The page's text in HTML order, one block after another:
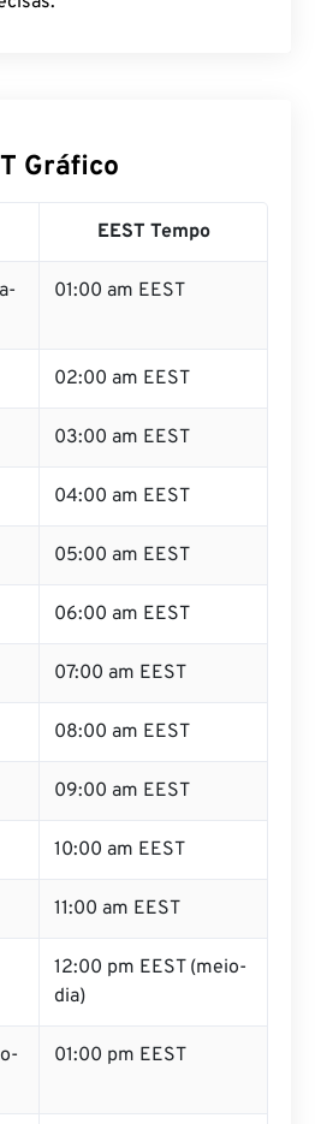
Gráfico
EEST Tempo
01:00 am EEST
02:00 am EEST
03:00 am EEST
04:00 am EEST
05:00 am EEST
06:00 am EEST
07:00 am EEST
08:00 am EEST
09:00 am EEST
10:00 am EEST
11:00 am EEST
12:00 pm EEST (meio-
dia)
01:00 pm EEST